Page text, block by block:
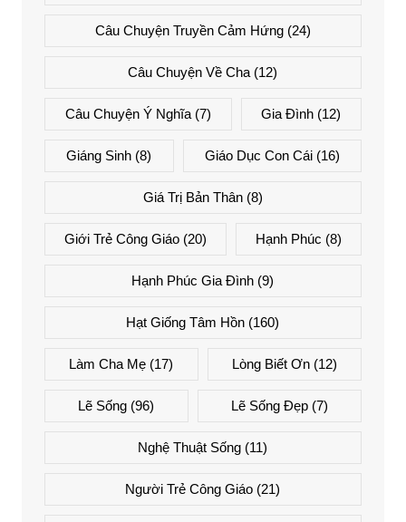
Câu Chuyện Truyền Cảm Hứng(24)
Câu Chuyện Về Cha (12)
Câu Chuyện Ý Nghĩa(7) Gia Đình (12)
Giáng Sinh (8) Giáo Dục Con Cái(16)
Giá Trị Bản Thân(8)
Giới Trẻ Công Giáo(20) Hạnh Phúc (8)
Hạnh Phúc Gia Đình (9)
Hạt Giống Tâm Hồn (160)
Làm Cha Mẹ (17) Lòng Biết Ơn(12)
Lẽ Sống (96) Lẽ Sống Đẹp(7)
Nghệ Thuật Sống (11)
Người Trẻ Công Giáo (21)